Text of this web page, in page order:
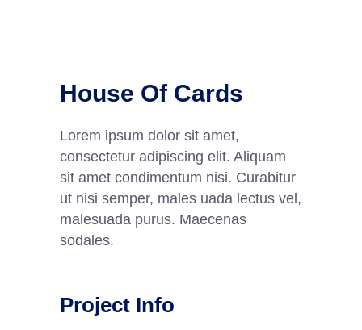
House Of Cards
Lorem ipsum dolor sit amet,
consectetur adipiscing elit. Aliquam
sit amet condimentum nisi. Curabitur
ut nisi semper, males uada lectus vel,
malesuada purus. Maecenas
sodales.
Project Info